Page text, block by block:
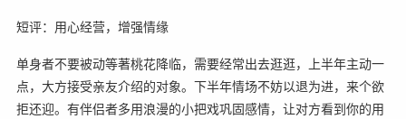
短评：用心经营，增强情缘
单身者不要被动等著桃花降临，需要经常出去逛逛，上半年主动一
点，大方接受亲友介绍的对象。下半年情场不妨以退为进，来个欲
拒还迎。有伴侣者多用浪漫的小把戏巩固感情，让对方看到你的用